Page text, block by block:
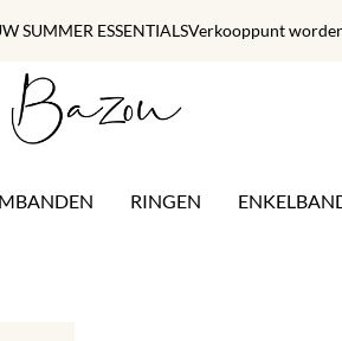
SUMMER ESSENTIALSVerkooppunt
RINGEN